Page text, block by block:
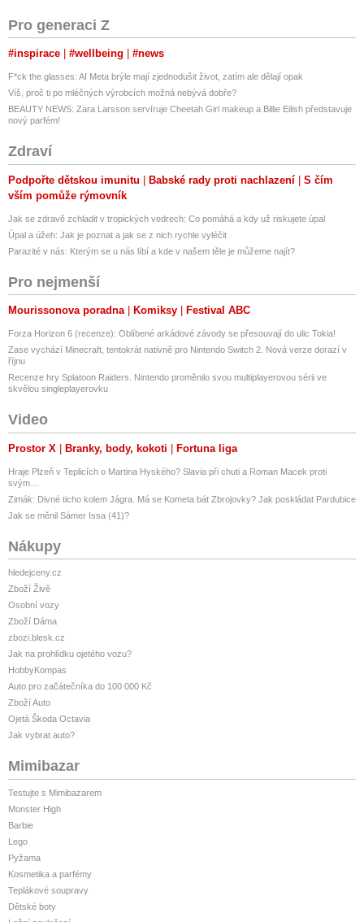
Pro generaci Z
#inspirace #wellbeing #news
F*ck the glasses: AI Meta brýle mají zjednodušit život, zatím ale dělají opak
Víš, proč ti po mléčných výrobcích možná nebývá dobře?
BEAUTY NEWS: Zara Larsson servíruje Cheetah Girl makeup a Billie Eilish představuje
nový parfém!
Zdraví
Podpořte dětskou imunitu Babské rady proti nachlazení
S čím
vším pomůže rýmovník
Jak se zdravě zchladit v tropických vedrech: Co pomáhá a kdy už riskujete úpal
Úpal a úžeh: Jak je poznat a jak se z nich rychle vyléčit
Parazité v nás: Kterým se u nás líbí a kde v našem těle je můžeme najít?
Pro nejmenší
Mourissonova poradna Komiksy Festival ABC
Forza Horizon 6 (recenze): Oblíbené arkádové závody se přesouvají do ulic Tokia!
Zase vychází Minecraft, tentokrát nativně pro Nintendo Switch 2. Nová verze dorazí v
říjnu
Recenze hry Splatoon Raiders. Nintendo proměnilo svou multiplayerovou sérii ve
skvělou singleplayerovku
Video
Prostor X Branky, body, kokoti Fortuna liga
Hraje Plzeň v Teplicích o Martina Hyského? Slavia při chuti a Roman Macek proti
svým…
Zimák: Divné ticho kolem Jágra. Má se Kometa bát Zbrojovky? Jak poskládat Pardubice
Jak se měnil Sámer Issa (41)?
Nákupy
hledejceny.cz
Zboží Živě
Osobní vozy
Zboží Dáma
zbozi.blesk.cz
Jak na prohlídku ojetého vozu?
HobbyKompas
Auto pro začátečníka do 100 000 Kč
Zboží Auto
Ojetá Škoda Octavia
Jak vybrat auto?
Mimibazar
Testujte s Mimibazarem
Monster High
Barbie
Lego
Pyžama
Kosmetika a parfémy
Teplákové soupravy
Dětské boty